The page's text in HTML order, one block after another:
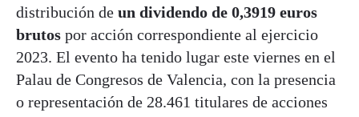
distribución de un dividendo de 0,3919 euros
brutos por acción correspondiente al ejercicio
2023. El evento ha tenido lugar este viernes en el
Palau de Congresos de Valencia, con la presencia
o representación de 28.461 titulares de acciones